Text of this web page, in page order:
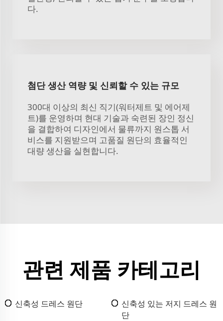
다.
첨단 생산 역량 및 신뢰할 수 있는 규모
300대 이상의 최신 직기(워터제트 및 에어제
트)를 운영하며 현대 기술과 숙련된 장인 정신
을 결합하여 디자인에서 물류까지 원스톱 서
비스를 지원받으며 고품질 원단의 효율적인
대량 생산을 실현합니다.
관련 제품 카테고리
신축성 드레스 원단
신축성 있는 저지 드레스 원
단